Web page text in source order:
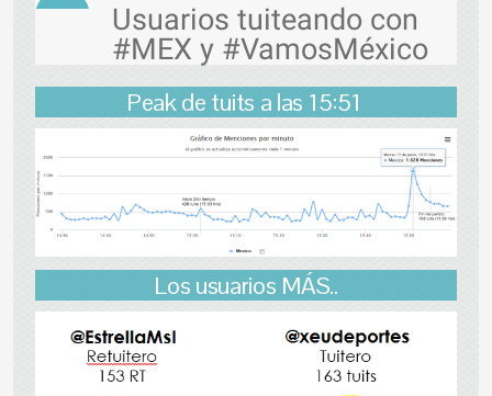
Usuarios tuiteando con
#MEX y #VamosMéxico
Peak de tuits a las 15:51
Los usuarios MÁS..